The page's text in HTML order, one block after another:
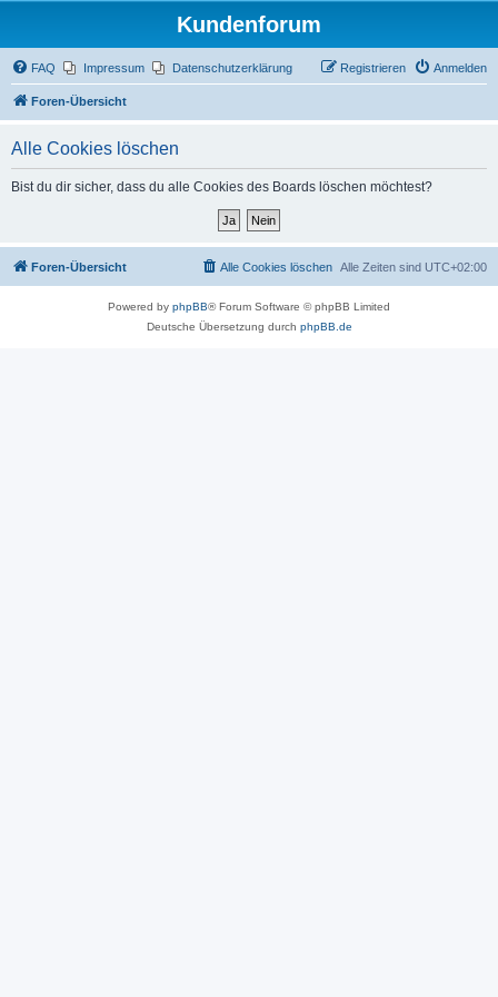
Kundenforum
FAQ Impressum Datenschutzerklärung Anmelden
Registrieren
Foren-Übersicht
Alle Cookies löschen
Bist du dir sicher, dass du alle Cookies des Boards löschen möchtest?
Foren-Übersicht Alle Zeiten sind UTC+02:00
Alle Cookies löschen
Powered by phpBB® Forum Software © phpBB Limited
Deutsche Übersetzung durch phpBB.de